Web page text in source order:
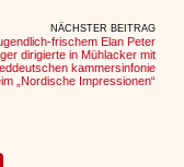
NÄCHSTER BEITRAG
frischem Elan Peter
dirigierte in Mühlacker mit
kammersinfonie
„Nordische Impressionen“